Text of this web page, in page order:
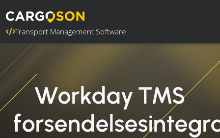
Transport Management Software
Workday TMS